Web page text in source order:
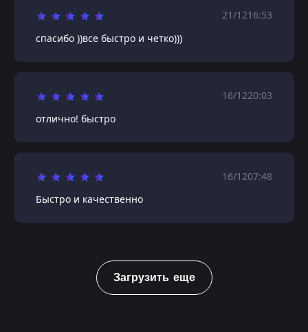
21/1216:53
спасибо ))все быстро и четко)))
16/1220:03
отлично! быстро
16/1207:48
Быстро и качественно
Загрузить еще